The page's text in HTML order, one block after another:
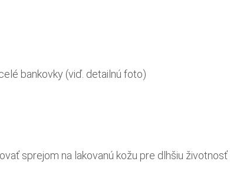
bankovky (viď. detailnú foto)
sprejom na lakovanú kožu pre dlhšiu životnosť